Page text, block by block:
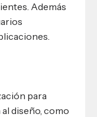
Además
para
diseño, como